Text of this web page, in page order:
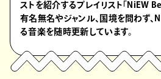
ストを紹介するプレイリスト「NiEW
有名無名やジャンル、国境を問わず
る音楽を随時更新しています。